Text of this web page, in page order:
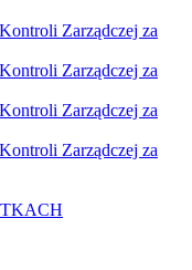
Zarządczej za
Zarządczej za
Zarządczej za
Zarządczej za